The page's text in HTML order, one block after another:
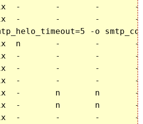
-       -       -       -
-       -       -       -
-o
n       -       -       -
-       -       -
-       -       -
-       -       -       -
-       n       n
-       n       n
-       -       -